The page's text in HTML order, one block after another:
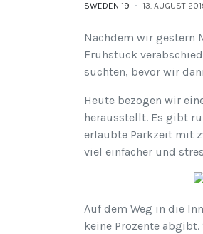
SWEDEN 19 13. AUGUST
Nachdem wir gestern
Frühstück
suchten, bevor wir
Heute bezogen wir
herausstellt. Es gibt
erlaubte Parkzeit mit
viel einfacher und
Auf dem Weg in die
keine Prozente